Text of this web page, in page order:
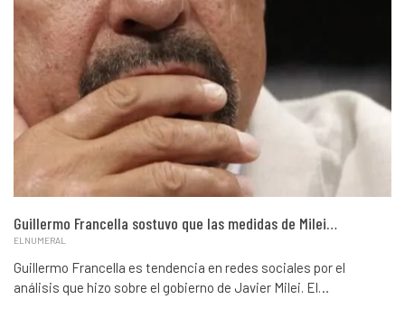
Guillermo Francella sostuvo que las medidas de Milei…
ELNUMERAL
Guillermo Francella es tendencia en redes sociales por el
análisis que hizo sobre el gobierno de Javier Milei. El…